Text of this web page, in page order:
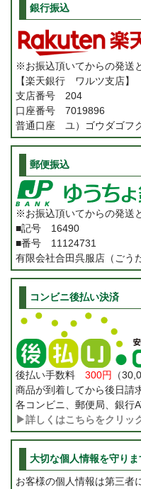
銀行振込
※お振込頂いてからの発送
【楽天銀行 ワルツ支店】
支店番号 204
口座番号 7019896
普通口座 ユ）ゴウダゴフ
郵便振込
※お振込頂いてからの発送
■記号 16490
■番号 11124731
有限会社合田呉服店（ごう
コンビニ後払い決済
後払い手数料 300円
（
商品が到着してから後日請
各コンビニ、郵便局、銀行
▶詳しくはこちらをクリッ
大切な個人情報を守りま
お客様の個人情報は第三者